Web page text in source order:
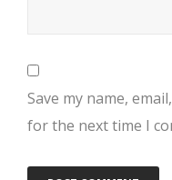
Save my name,
for the next time I